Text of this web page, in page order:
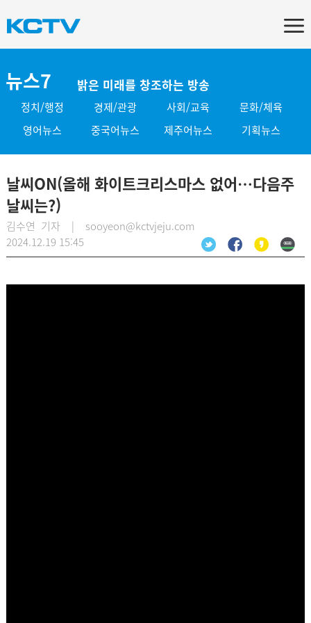
뉴스7 밝은 미래를 창조하는 방송
정치/행정 경제/관광 사회/교육
문화/체육
영어뉴스
중국어뉴스 제주어뉴스 기획뉴스
날씨ON(올해 화이트크리스마스 없어…다음주
날씨는?)
김수연 기자 | sooyeon@kctvjeju.com
2024.12.19 15:45